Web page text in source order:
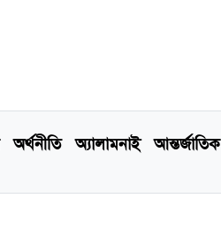
অর্থনীতি অ্যালামনাই আন্তর্জাতিক